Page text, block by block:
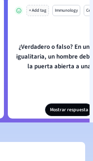
+ Add tag Immunology
¿Verdadero o falso? En
igualitaria, un hombre
la puerta abierta a una
Mostrar respuesta